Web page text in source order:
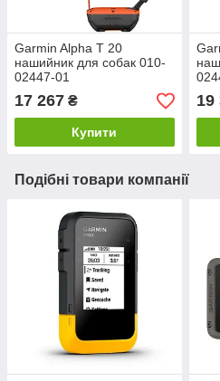
Garmin Alpha T 20
нашийник для собак 010-
02447-01
17 267 ₴
Купити
19
Подібні товари компанії